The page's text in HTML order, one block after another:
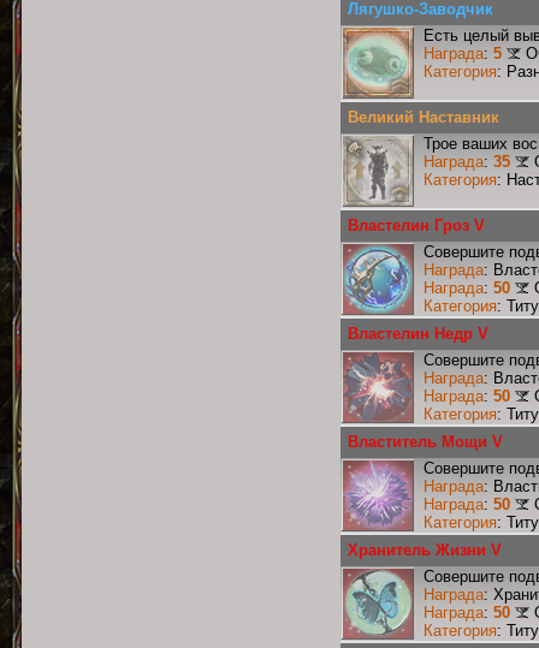
Лягушко-Заводчик
Есть целый
Награда: 5
Категория:
Великий Наставник
Трое ваших
Награда: 35
Категория:
Властелин Гроз V
Совершите
Награда:
Награда: 50
Категория:
Властелин Недр V
Совершите
Награда:
Награда: 50
Категория:
Властитель Мощи V
Совершите
Награда:
Награда: 50
Категория:
Хранитель Жизни V
Совершите
Награда:
Награда: 50
Категория: